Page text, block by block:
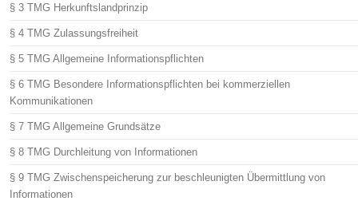
§ 3 TMG Herkunftslandprinzip
§ 4 TMG Zulassungsfreiheit
§ 5 TMG Allgemeine Informationspflichten
§ 6 TMG Besondere Informationspflichten bei kommerziellen
Kommunikationen
§ 7 TMG Allgemeine Grundsätze
§ 8 TMG Durchleitung von Informationen
§ 9 TMG Zwischenspeicherung zur beschleunigten Übermittlung von
Informationen